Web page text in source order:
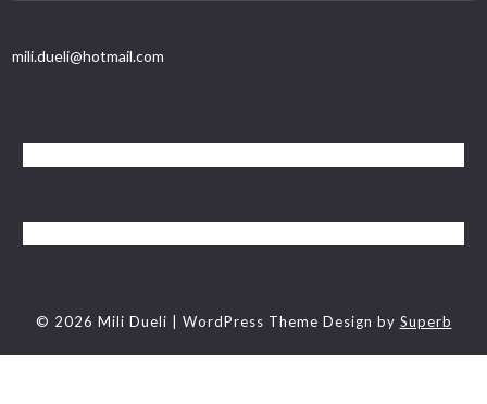
mili.dueli@hotmail.com
© 2026 Mili Dueli | WordPress Theme Design by Superb